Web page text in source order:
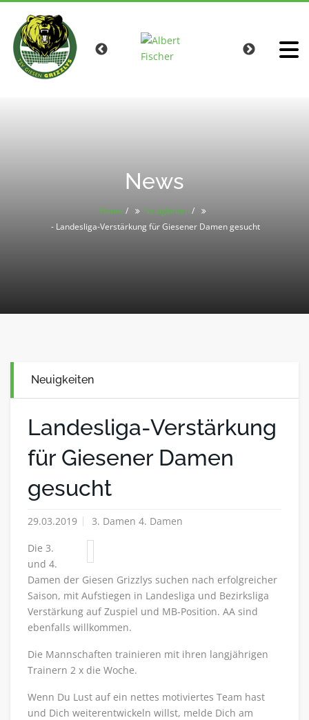
News
Home / Neuigkeiten/
- Landesliga-Verstärkung für Giesener Damen gesucht
Neuigkeiten
Landesliga-Verstärkung
für Giesener Damen
gesucht
29.03.2019 3. Damen 4. Damen
Die 3.
und 4.
Damen der Giesen Grizzlys suchen nach erfolgreicher
Saison, mit Aufstiegen in Landesliga und Bezirksliga
Verstärkung auf Zuspiel und MB-Position. AA sind
ebenfalls willkommen.
Die Mannschaften trainieren mit ihren langjährigen
Trainern 2 x die Woche.
Wenn Du Lust auf ein nettes motiviertes Team hast
und Dich weiterentwickeln willst, melde Dich am